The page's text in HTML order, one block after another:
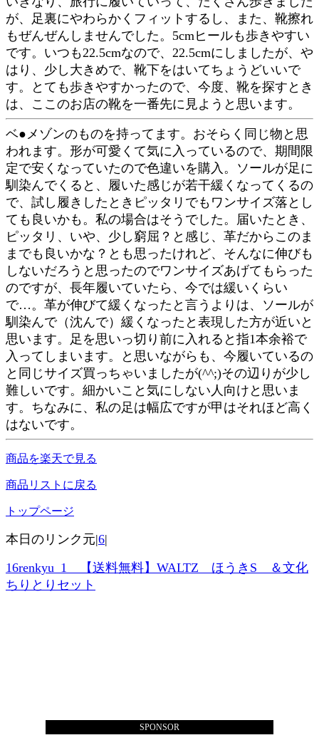
が、足裏にやわらかくフィットするし、また、靴擦れ
もぜんぜんしませんでした。5cmヒールも歩きやすい
です。いつも22.5cmなので、22.5cmにしましたが、や
はり、少し大きめで、靴下をはいてちょうどいいで
す。とても歩きやすかったので、今度、靴を探すとき
は、ここのお店の靴を一番先に見ようと思います。
ベ●メゾンのものを持ってます。おそらく同じ物と思
われます。形が可愛くて気に入っているので、期間限
定で安くなっていたので色違いを購入。ソールが足に
馴染んでくると、履いた感じが若干緩くなってくるの
で、試し履きしたときピッタリでもワンサイズ落とし
ても良いかも。私の場合はそうでした。届いたとき、
ピッタリ、いや、少し窮屈？と感じ、革だからこのま
までも良いかな？とも思ったけれど、そんなに伸びも
しないだろうと思ったのでワンサイズあげてもらった
のですが、長年履いていたら、今では緩いくらい
で…。革が伸びて緩くなったと言うよりは、ソールが
馴染んで（沈んで）緩くなったと表現した方が近いと
思います。足を思いっ切り前に入れると指1本余裕で
入ってしまいます。と思いながらも、今履いているの
と同じサイズ買っちゃいましたが(^^;)その辺りが少し
難しいです。細かいこと気にしない人向けと思いま
す。ちなみに、私の足は幅広ですが甲はそれほど高く
はないです。
商品を楽天で見る
商品リストに戻る
トップページ
本日のリンク元|6|
16renkyu_1 【送料無料】WALTZ ほうきS ＆文化
ちりとりセット
SPONSOR